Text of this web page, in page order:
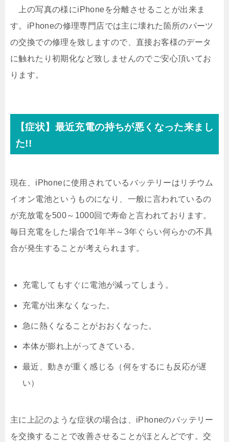
上の写真の様にiPhoneを分離させることが出来ま
す。iPhoneの修理専門店では主に壊れた箇所のパーツ
の交換での修理を致しますので、直接お客様のデータ
に触れたり初期化など致しませんのでご安心頂いてお
ります。
【症状】最近充電の持ちが悪くなった来まし
た!!
現在、iPhoneに使用されているバッテリーはリチウム
イオン電池というものになり、一般に言われているの
が充放電を500～1000回で寿命と言われております。
毎日充電をした場合で1年半～3年ぐらい何らかの不具
合が発生することが考えられます。
充電してもすぐに電池が減ってしまう。
充電が出来なくなった。
急に熱くなることがおおくなった。
本体が膨れ上がってきている。
最近、動きが重く感じる（何をするにも反応が遅
い）
主に上記のような症状の場合は、iPhoneのバッテリー
を交換することで改善させることがほとんどです。交